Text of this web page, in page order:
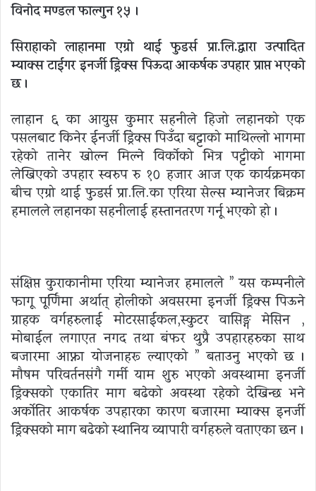
विनोद मण्डल फाल्गुन १५ ।
सिराहाको लाहानमा एग्रो थाई फुडर्स प्रा.लि.द्वारा उत्पादित
म्याक्स टाईगर इनर्जी ड्रिंक्स पिऊदा आकर्षक उपहार प्राप्त भएको
छ ।
लाहान ६ का आयुस कुमार सहनीले हिजो लहानको एक
पसलबाट किनेर ईनर्जी ड्रिंक्स पिउँदा बट्टाको माथिल्लो भागमा
रहेको तानेर खोल्न मिल्ने विर्कोको भित्र पट्टीको भागमा
लेखिएको उपहार स्वरुप रु १० हजार आज एक कार्यक्रमका
बीच एग्रो थाई फुडर्स प्रा.लि.का एरिया सेल्स म्यानेजर बिक्रम
हमालले लहानका सहनीलाई हस्तानतरण गर्नू भएको हो ।
संक्षिप्त कुराकानीमा एरिया म्यानेजर हमालले ” यस कम्पनीले
फागू पूर्णिमा अर्थात् होलीको अवसरमा इनर्जी ड्रिंक्स पिऊने
ग्राहक वर्गहरुलाई मोटरसाईकल,स्कुटर वासिङ्ग मेसिन ,
मोबाईल लगाएत नगद तथा बंफर थुप्रै उपहारहरुका साथ
बजारमा आफ्ना योजनाहरू ल्याएको ” बताउनु भएको छ ।
मौषम परिवर्तनसंगै गर्मी याम शुरु भएको अवस्थामा इनर्जी
ड्रिंक्सको एकातिर माग बढेको अवस्था रहेको देखिन्छ भने
अर्कोतिर आकर्षक उपहारका कारण बजारमा म्याक्स इनर्जी
ड्रिंक्सको माग बढेको स्थानिय व्यापारी वर्गहरुले वताएका छन ।